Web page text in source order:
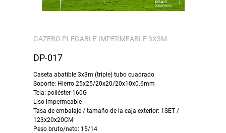
GAZEBO PLEGABLE IMPERMEABLE 3X3M
DP-017
Caseta abatible 3x3m (triple) tubo cuadrado
Soporte: Hierro 25x25/20x20/20x10x0.6mm
Tela: poliéster 160G
Liso impermeable
Tasa de embalaje / tamaño de la caja exterior: 1SET /
123x20x20CM
Peso bruto/neto: 15/14